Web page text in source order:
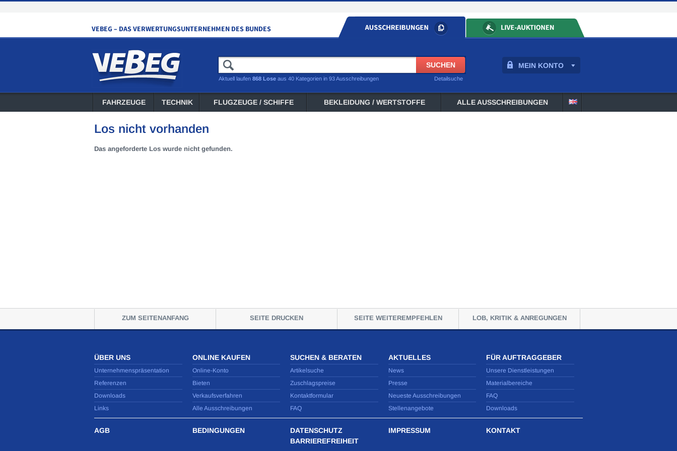
MEIN KONTO
Detailsuche
Aktuell laufen 868 Lose aus 40 Kategorien in 93 Ausschreibungen
FAHRZEUGE TECHNIK FLUGZEUGE / SCHIFFE BEKLEIDUNG / WERTSTOFFE ALLE AUSSCHREIBUNGEN
Los nicht vorhanden
Das angeforderte Los wurde nicht gefunden.
ZUM SEITENANFANG SEITE DRUCKEN SEITE WEITEREMPFEHLEN LOB, KRITIK & ANREGUNGEN
ÜBER UNS
Unternehmenspräsentation
Referenzen
Downloads
Links
ONLINE KAUFEN
Online-Konto
Bieten
Verkaufsverfahren
Alle Ausschreibungen
SUCHEN & BERATEN
Artikelsuche
Zuschlagspreise
Kontaktformular
FAQ
AKTUELLES
News
Presse
Neueste Ausschreibungen
Stellenangebote
FÜR AUFTRAGGEBER
Unsere Dienstleistungen
Materialbereiche
FAQ
Downloads
AGB BEDINGUNGEN
DATENSCHUTZ
BARRIEREFREIHEIT
IMPRESSUM KONTAKT